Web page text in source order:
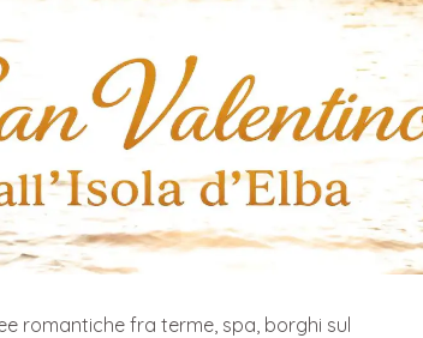
romantiche fra terme, spa, borghi sul